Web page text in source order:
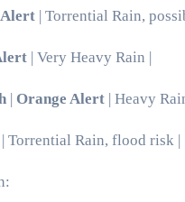
Alert | Torrential Rain,
| Very Heavy Rain |
Orange Alert | Heavy
| Torrential Rain, flood risk |